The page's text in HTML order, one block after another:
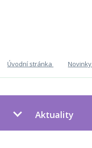
Úvodní stránka Novinky
Aktuality